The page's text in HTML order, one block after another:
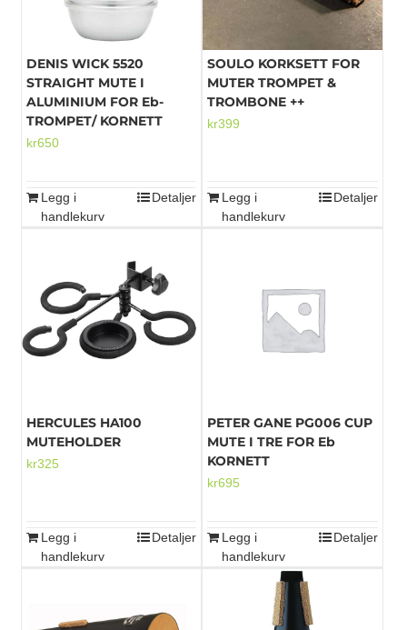
DENIS WICK 5520
STRAIGHT MUTE I
ALUMINIUM FOR Eb-
TROMPET/ KORNETT
kr650
Legg i
handlekurv
Detaljer
SOULO KORKSETT FOR
MUTER TROMPET &
TROMBONE ++
kr399
Legg i
handlekurv
Detaljer
HERCULES HA100
MUTEHOLDER
kr325
Legg i
handlekurv
Detaljer
PETER GANE PG006 CUP
MUTE I TRE FOR Eb
KORNETT
kr695
Legg i
handlekurv
Detaljer